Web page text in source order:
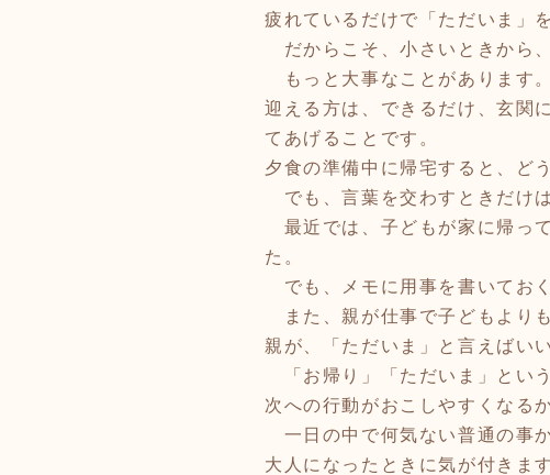
疲れているだけで「ただいま」
だからこそ、小さいときから
もっと大事なことがあります。
迎える方は、できるだけ、玄関
てあげることです。
夕食の準備中に帰宅すると、ど
でも、言葉を交わすときだけ
最近では、子どもが家に帰っ
た。
でも、メモに用事を書いてお
また、親が仕事で子どもより
親が、「ただいま」と言えばい
「お帰り」「ただいま」とい
次への行動がおこしやすくなる
一日の中で何気ない普通の事
大人になったときに気が付きます